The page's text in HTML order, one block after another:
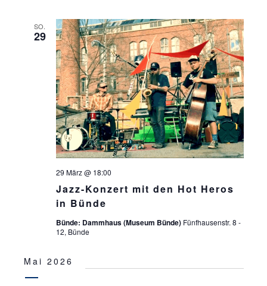
SO.
29
Jazz-Konzert mit den Hot Heros
in Bünde
29 März @ 18:00
Bünde: Dammhaus (Museum Bünde) Fünfhausenstr. 8 -
12, Bünde
Mai 2026